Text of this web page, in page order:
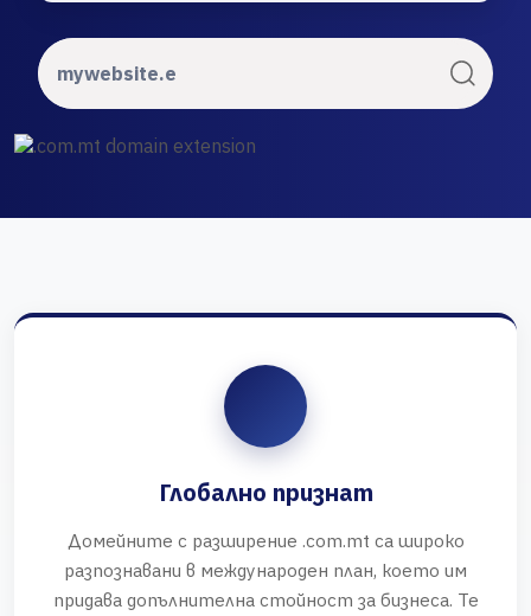
Глобално признат
Домейните с разширение .com.mt са широко
разпознавани в международен план, което им
придава допълнителна стойност за бизнеса. Те